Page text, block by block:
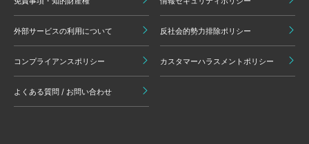
外部サービスの利用について 反社会的勢力排除ポリシー
コンプライアンスポリシー カスタマーハラスメントポリシー
よくある質問 / お問い合わせ